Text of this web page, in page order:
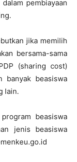
pembiayaan
jika memilih
bersama-sama
(sharing cost)
banyak beasiswa
lain.
beasiswa
jenis beasiswa